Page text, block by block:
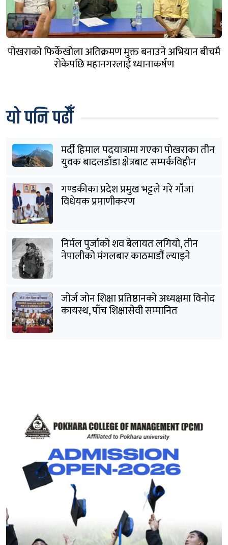
पोखराको फिर्केखोला अतिक्रमण मुक्त बनाउने अभियान बीचमै
रोकेपछि महानगरलाई ध्यानाकर्षण
यो पनि पढौँ
मर्दी हिमाल पदयात्रामा गएका पोखराका तीन
युवक बादलडाँडा क्षेत्रबाट सम्पर्कविहीन
गण्डकीका प्रदेश प्रमुख भट्टले गरे गाँजा
विधेयक प्रमाणीकरण
निर्मल पुर्जाको शव बेलायत लगियो, तीन
नेपालीको मंगलबार काठमाडौं ल्याइने
जोर्ज जोन शिक्षा प्रतिष्ठानको अध्यक्षमा विनोद
कायस्थ, पाँच शिक्षासेवी सम्मानित